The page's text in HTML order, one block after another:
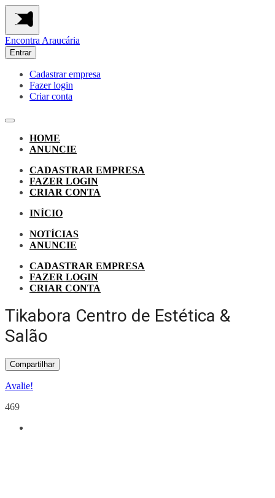
Encontra Araucária
Entrar
Cadastrar empresa
Fazer login
Criar conta
HOME
ANUNCIE
CADASTRAR EMPRESA
FAZER LOGIN
CRIAR CONTA
INÍCIO
NOTÍCIAS
ANUNCIE
CADASTRAR EMPRESA
FAZER LOGIN
CRIAR CONTA
Tikabora Centro de Estética &
Salão
Compartilhar
Avalie!
469